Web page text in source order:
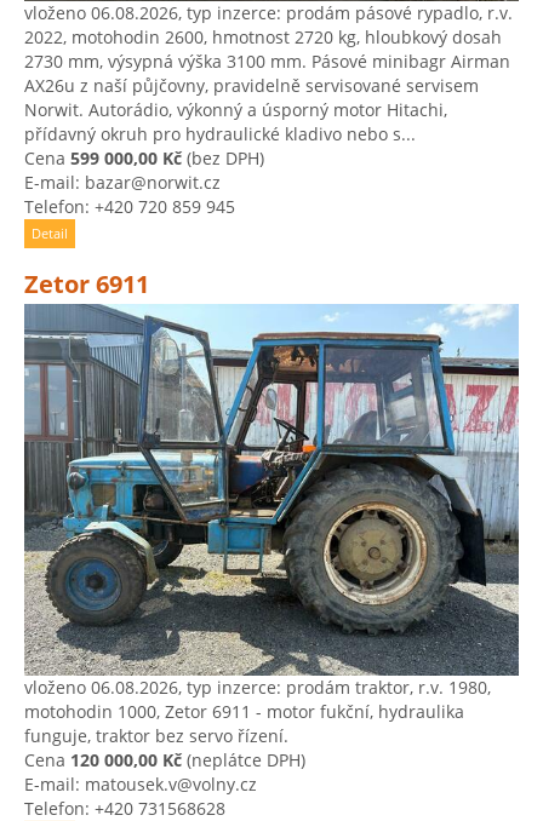
vloženo 06.08.2026, typ inzerce: prodám pásové rypadlo, r.v.
2022, motohodin 2600, hmotnost 2720 kg, hloubkový dosah
2730 mm, výsypná výška 3100 mm. Pásové minibagr Airman
AX26u z naší půjčovny, pravidelně servisované servisem
Norwit. Autorádio, výkonný a úsporný motor Hitachi,
přídavný okruh pro hydraulické kladivo nebo s...
Cena 599 000,00 Kč (bez DPH)
E-mail: bazar@norwit.cz
Telefon: +420 720 859 945
Detail
Zetor 6911
vloženo 06.08.2026, typ inzerce: prodám traktor, r.v. 1980,
motohodin 1000, Zetor 6911 - motor fukční, hydraulika
funguje, traktor bez servo řízení.
Cena 120 000,00 Kč (neplátce DPH)
E-mail: matousek.v@volny.cz
Telefon: +420 731568628